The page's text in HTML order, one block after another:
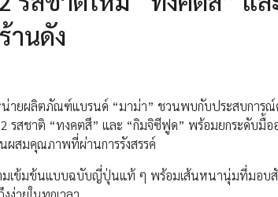
านดัง
ยผลิตภัณฑ์แบรนด์ “มาม่า” ชวนพบกับประสบการณ์
2 รสชาติ “ทงคตสึ” และ “กิมจิซีฟูด” พร้อมยกระดับมื้
ผสมคุณภาพที่ผ่านการรังสรรค์
มเข้มข้นแบบฉบับญี่ปุ่นแท้ ๆ พร้อมเส้นหนานุ่มที่มอบ